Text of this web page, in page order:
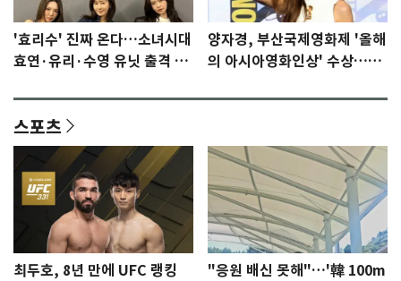
'효리수' 진짜 온다…소녀시대
효연·유리·수영 유닛 출격 [N
양자경, 부산국제영화제 '올해
의 아시아영화인상' 수상…15
스포츠
최두호, 8년 만에 UFC 랭킹
"응원 배신 못해"…'韓 100m